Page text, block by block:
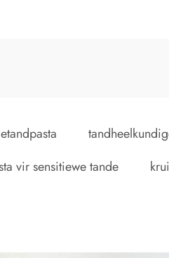
vir sensitiewe tande